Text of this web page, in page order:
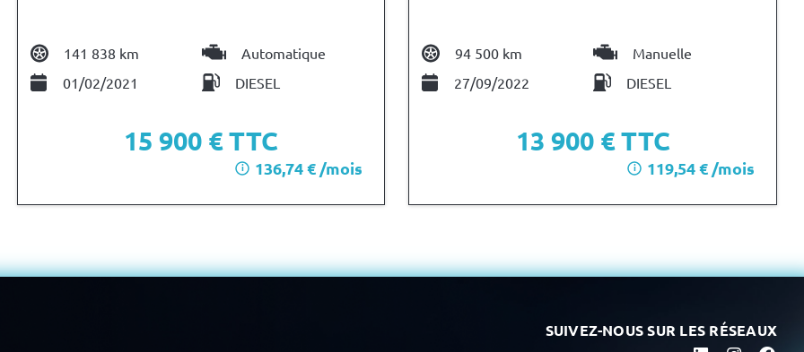
141 838 km
Automatique
01/02/2021
DIESEL
15 900 € TTC
i 136,74 € /mois
94 500 km
Manuelle
27/09/2022
DIESEL
13 900 € TTC
i 119,54 € /mois
SUIVEZ-NOUS SUR LES RÉSEAUX